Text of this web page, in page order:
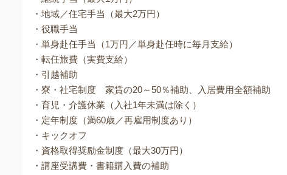
・地域／住宅手当（最大2万円）
・役職手当
・単身赴任手当（1万円／単身赴任時に毎月支給）
・転任旅費（実費支給）
・引越補助
・寮・社宅制度 家賃の20～50％補助、入居費用全額補助
・育児・介護休業（入社1年未満は除く）
・定年制度（満60歳／再雇用制度あり）
・キックオフ
・資格取得奨励金制度（最大30万円）
・講座受講費・書籍購入費の補助